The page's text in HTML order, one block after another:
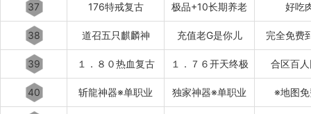
37 176特戒复古 极品+10长期养老 好吃
38 道召五只麒麟神 充值老G是你儿 完全免费
39 １．８０热血复古 １．７６开天终极 合区百
40 斩龍神器※单职业 独家神器※单职业 ※地图